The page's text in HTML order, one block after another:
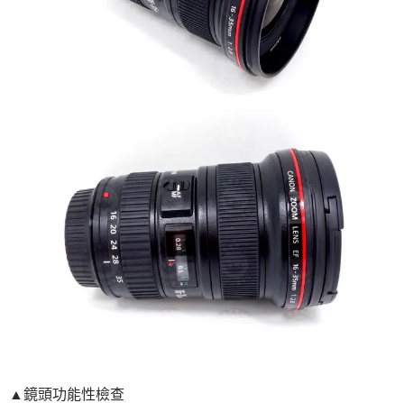
▲鏡頭功能性檢查